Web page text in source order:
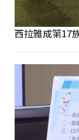
西拉雅成第17